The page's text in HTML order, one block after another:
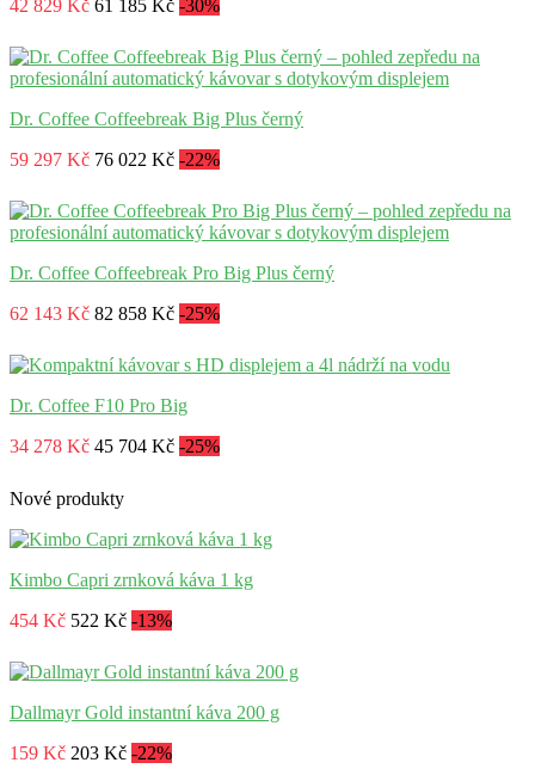
42 829 Kč 61 185 Kč -30%
Dr. Coffee Coffeebreak Big Plus černý
59 297 Kč 76 022 Kč -22%
Dr. Coffee Coffeebreak Pro Big Plus černý
62 143 Kč 82 858 Kč -25%
Dr. Coffee F10 Pro Big
34 278 Kč 45 704 Kč -25%
Nové produkty
Kimbo Capri zrnková káva 1 kg
454 Kč 522 Kč -13%
Dallmayr Gold instantní káva 200 g
159 Kč 203 Kč -22%